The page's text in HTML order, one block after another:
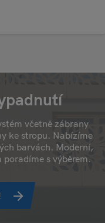
včetně zábrany
ke stropu. Nabízíme
barvách. Moderní,
s výběrem.